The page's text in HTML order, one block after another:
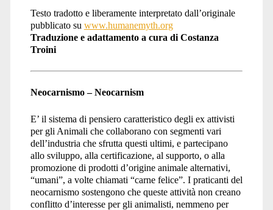
Testo tradotto e liberamente interpretato dall’originale
pubblicato su www.humanemyth.org
Traduzione e adattamento a cura di Costanza
Troini
Neocarnismo – Neocarnism
E’ il sistema di pensiero caratteristico degli ex attivisti
per gli Animali che collaborano con segmenti vari
dell’industria che sfrutta questi ultimi, e partecipano
allo sviluppo, alla certificazione, al supporto, o alla
promozione di prodotti d’origine animale alternativi,
“umani”, a volte chiamati “carne felice”. I praticanti del
neocarnismo sostengono che queste attività non creano
conflitto d’interesse per gli animalisti, nemmeno per